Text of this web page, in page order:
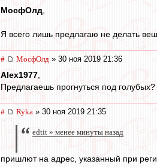
МосфОлд,
Я всего лишь предлагаю не делать
# МосфОлд » 30 ноя 2019 21:36
Alex1977
Предлагаешь прогнуться под голубых?
# Ryka » 30 ноя 2019 21:35
edtit » менее минуты назад
пришлют на адрес, указанный при